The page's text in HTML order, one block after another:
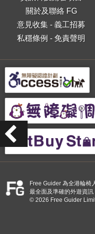
關於及聯絡 FG
意見收集 -義工招募
私穩條例 - 免責聲明
Free Guider 為全港輪椅
最全面及準確的外遊資訊
© 2026 Free Guider